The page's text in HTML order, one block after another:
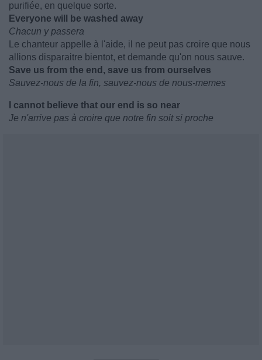
purifiée, en quelque sorte.
Everyone will be washed away
Chacun y passera
Le chanteur appelle à l'aide, il ne peut pas croire que nous
allions disparaitre bientot, et demande qu'on nous sauve.
Save us from the end, save us from ourselves
Sauvez-nous de la fin, sauvez-nous de nous-memes
I cannot believe that our end is so near
Je n'arrive pas à croire que notre fin soit si proche